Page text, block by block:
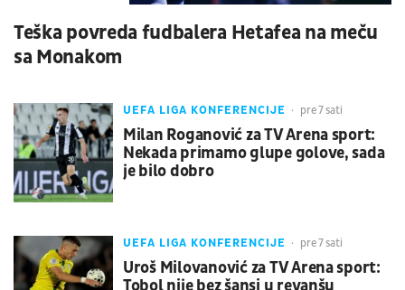
Teška povreda fudbalera Hetafea na meču
sa Monakom
UEFA LIGA KONFERENCIJE pre 7 sati
Milan Roganović za TV Arena sport:
Nekada primamo glupe golove, sada
je bilo dobro
UEFA LIGA KONFERENCIJE pre 7 sati
Uroš Milovanović za TV Arena sport:
Tobol nije bez šansi u revanšu